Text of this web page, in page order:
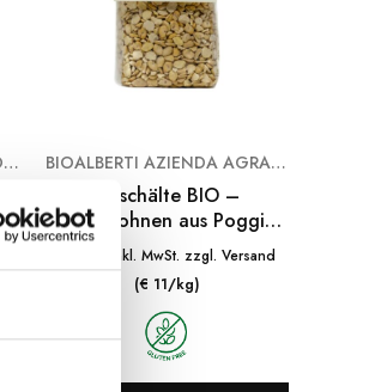
LEGÙ ITINERI NUOVI PERCORSI ALIMENTARI BIOALBERTI AZIENDA AGRARIA
Geschälte BIO –
Ackerbohnen aus Poggio
Aquilone
inkl. MwSt. zzgl. Versand
(€ 11/kg)